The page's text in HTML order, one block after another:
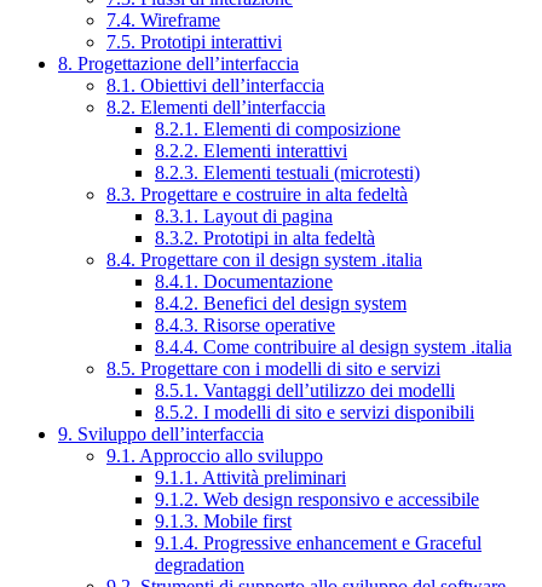
7.4. Wireframe
7.5. Prototipi interattivi
8. Progettazione dell’interfaccia
8.1. Obiettivi dell’interfaccia
8.2. Elementi dell’interfaccia
8.2.1. Elementi di composizione
8.2.2. Elementi interattivi
8.2.3. Elementi testuali (microtesti)
8.3. Progettare e costruire in alta fedeltà
8.3.1. Layout di pagina
8.3.2. Prototipi in alta fedeltà
8.4. Progettare con il design system .italia
8.4.1. Documentazione
8.4.2. Benefici del design system
8.4.3. Risorse operative
8.4.4. Come contribuire al design system .italia
8.5. Progettare con i modelli di sito e servizi
8.5.1. Vantaggi dell’utilizzo dei modelli
8.5.2. I modelli di sito e servizi disponibili
9. Sviluppo dell’interfaccia
9.1. Approccio allo sviluppo
9.1.1. Attività preliminari
9.1.2. Web design responsivo e accessibile
9.1.3. Mobile first
9.1.4. Progressive enhancement e Graceful
degradation